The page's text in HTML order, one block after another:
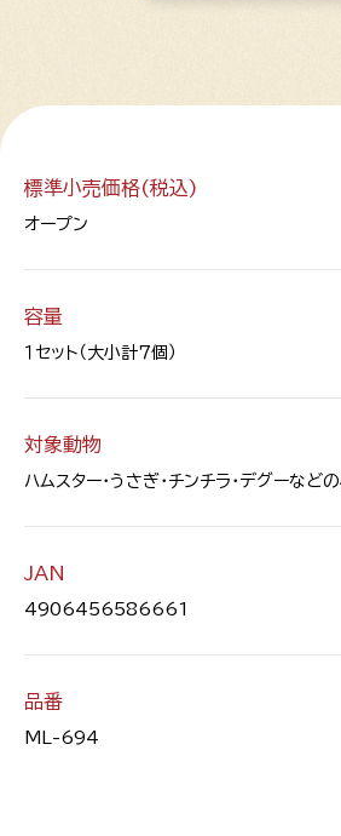
標準小売価格(税込)
オープン
容量
１セット（大小計７個）
対象動物
ハムスター・うさぎ・チンチラ・デグーなど
JAN
4906456586661
品番
ML-694